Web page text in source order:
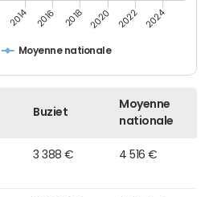
Moyenne nationale
2014 2016 2018 2020 2022 2024
Buziet
Moyenne
nationale
3 388 € 4 516 €